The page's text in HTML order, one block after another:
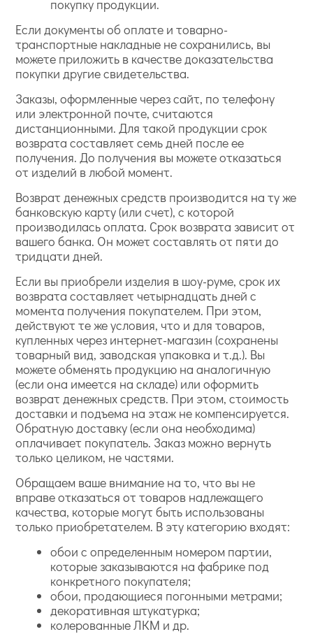
покупку продукции.
Если документы об оплате и товарно-
транспортные накладные не сохранились, вы
можете приложить в качестве доказательства
покупки другие свидетельства.
Заказы, оформленные через сайт, по телефону
или электронной почте, считаются
дистанционными. Для такой продукции срок
возврата составляет семь дней после ее
получения. До получения вы можете отказаться
от изделий в любой момент.
Возврат денежных средств производится на ту же
банковскую карту (или счет), с которой
производилась оплата. Срок возврата зависит от
вашего банка. Он может составлять от пяти до
тридцати дней.
Если вы приобрели изделия в шоу-руме, срок их
возврата составляет четырнадцать дней с
момента получения покупателем. При этом,
действуют те же условия, что и для товаров,
купленных через интернет-магазин (сохранены
товарный вид, заводская упаковка и т.д.). Вы
можете обменять продукцию на аналогичную
(если она имеется на складе) или оформить
возврат денежных средств. При этом, стоимость
доставки и подъема на этаж не компенсируется.
Обратную доставку (если она необходима)
оплачивает покупатель. Заказ можно вернуть
только целиком, не частями.
Обращаем ваше внимание на то, что вы не
вправе отказаться от товаров надлежащего
качества, которые могут быть использованы
только приобретателем. В эту категорию входят:
обои с определенным номером партии,
которые заказываются на фабрике под
конкретного покупателя;
обои, продающиеся погонными метрами;
декоративная штукатурка;
колерованные ЛКМ и др.